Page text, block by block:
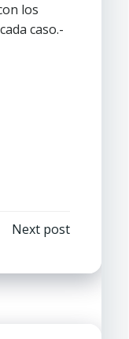
los
caso.-
Next post